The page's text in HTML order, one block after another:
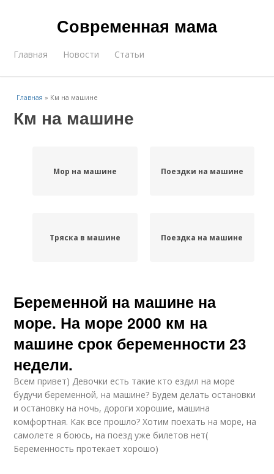
Современная мама
Главная Новости Статьи
Главная » Км на машине
Км на машине
Мор на машине Поездки на машине
Тряска в машине Поездка на машине
Беременной на машине на
море. На море 2000 км на
машине срок беременности 23
недели.
Всем привет) Девочки есть такие кто ездил на море
будучи беременной, на машине? Будем делать остановки
и остановку на ночь, дороги хорошие, машина
комфортная. Как все прошло? Хотим поехать на море, на
самолете я боюсь, на поезд уже билетов нет(
Беременность протекает хорошо)